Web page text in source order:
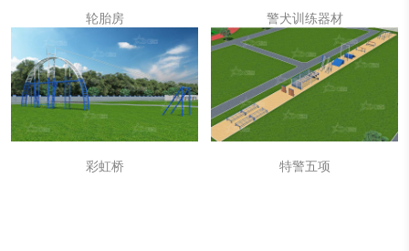
轮胎房 警犬训练器材
彩虹桥 特警五项